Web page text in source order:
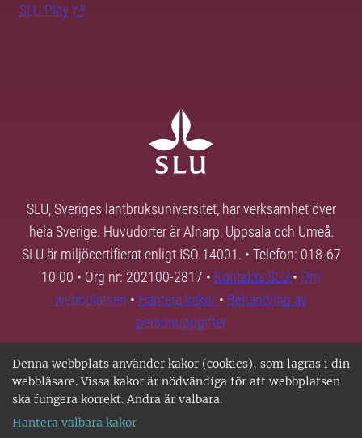
Denna webbplats använder kakor (cookies), som lagras i din
webbläsare. Vissa kakor är nödvändiga för att webbplatsen
ska fungera korrekt. Andra är valbara.
Hantera valbara kakor
SLU Play
SLU, Sveriges lantbruksuniversitet, har verksamhet över
hela Sverige. Huvudorter är Alnarp, Uppsala och Umeå.
SLU är miljöcertifierat enligt ISO 14001. • Telefon: 018-67
10 00 • Org nr: 202100-2817 • Kontakta SLU • Om
webbplatsen • Hantera kakor • Behandling av
personuppgifter